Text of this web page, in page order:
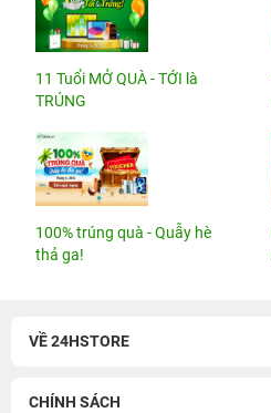
11 Tuổi MỞ QUÀ - TỚI là
TRÚNG
100% trúng quà - Quẫy hè
thả ga!
VỀ 24HSTORE
CHÍNH SÁCH